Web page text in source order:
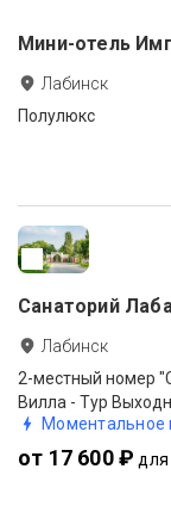
Мини-отель
Лабинск
Полулюкс
Санаторий Лаба
Лабинск
Вилла - Тур
Моментальное
от 17 600 ₽ для